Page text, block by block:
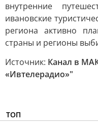
внутренние
ивановские
региона активно
страны и регионы
Источник: Канал в
«Ивтелерадио»"
ТОП